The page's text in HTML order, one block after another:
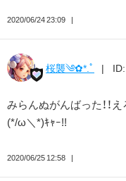
2020/06/24 23:09
桜襲༄✿*.ﾟ
みらんぬがんばった！！え
(*/ω＼*)ｷｬｰ!!
2020/06/25 12:58